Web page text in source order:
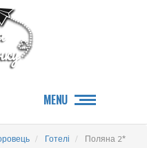
MENU
Готелі
Поляна 2*